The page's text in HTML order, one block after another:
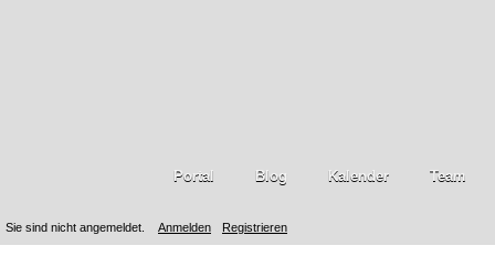
Sie sind nicht angemeldet. Anmelden Registrieren
Portal Blog Kalender Team